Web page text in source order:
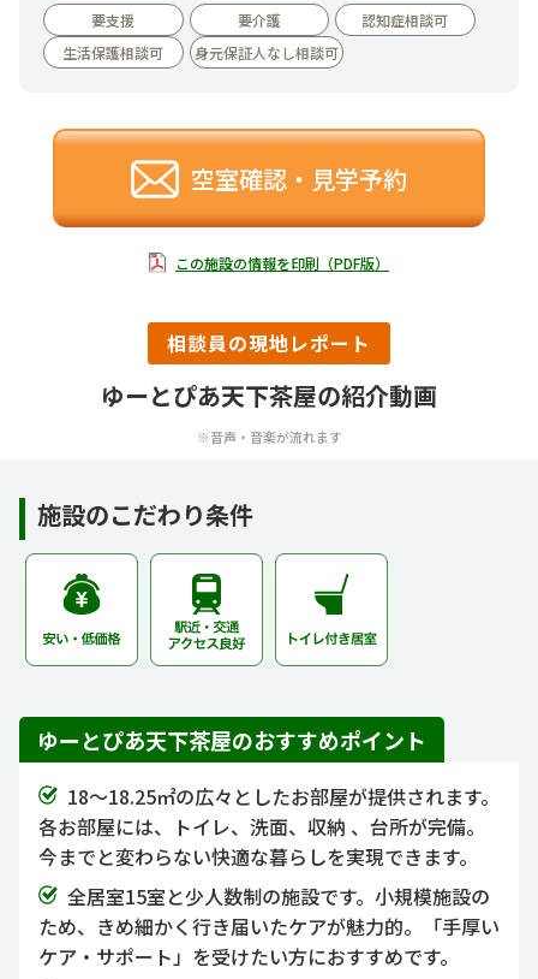
要支援 要介護
認知症相談可
生活保護相談可
身元保証人なし相談可
空室確認・見学予約
この施設の情報を印刷（PDF版）
相談員の現地レポート
ゆーとぴあ天下茶屋の紹介動画
※音声・音楽が流れます
施設のこだわり条件
ゆーとぴあ天下茶屋のおすすめポイント
18～18.25㎡の広々としたお部屋が提供されます。
各お部屋には、トイレ、洗面、収納 、台所が完備。
今までと変わらない快適な暮らしを実現できます。
全居室15室と少人数制の施設です。小規模施設の
ため、きめ細かく行き届いたケアが魅力的。「手厚い
ケア・サポート」を受けたい方におすすめです。